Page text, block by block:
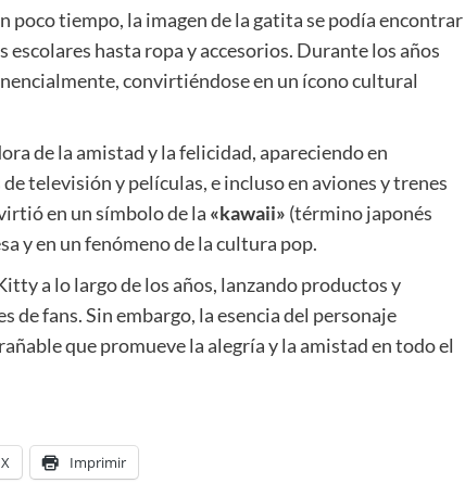
poco tiempo, la imagen de la gatita se podía encontrar
hasta ropa y accesorios. Durante los años
convirtiéndose en un ícono cultural
de la amistad y la felicidad, apareciendo en
televisión y películas, e incluso en aviones y trenes
en un símbolo de la «kawaii» (término japonés
y en un fenómeno de la cultura pop.
a lo largo de los años, lanzando productos y
de fans. Sin embargo, la esencia del personaje
que promueve la alegría y la amistad en todo el
X Imprimir